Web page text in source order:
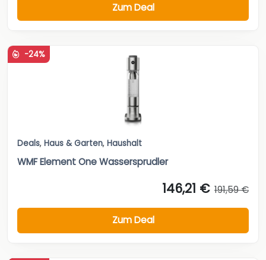
Zum Deal
-24%
Deals, Haus & Garten, Haushalt
WMF Element One Wassersprudler
146,21 € 191,59 €
Zum Deal